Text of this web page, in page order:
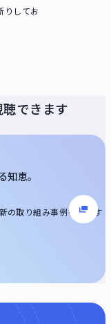
りしてお
できます
恵。
の取り組み事例を発信す